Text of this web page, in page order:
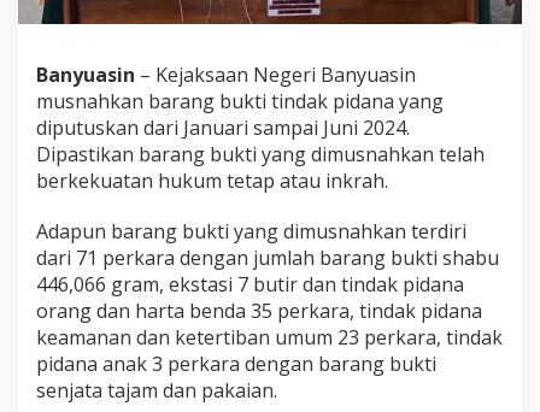
n
a
k
a
B
B
T
n
a
k
K
e
j
a
h
Banyuasin – Kejaksaan Negeri Banyuasin
musnahkan barang bukti tindak pidana yang
diputuskan dari Januari sampai Juni 2024.
Dipastikan barang bukti yang dimusnahkan telah
berkekuatan hukum tetap atau inkrah.
Adapun barang bukti yang dimusnahkan terdiri
dari 71 perkara dengan jumlah barang bukti shabu
446,066 gram, ekstasi 7 butir dan tindak pidana
orang dan harta benda 35 perkara, tindak pidana
keamanan dan ketertiban umum 23 perkara, tindak
pidana anak 3 perkara dengan barang bukti
senjata tajam dan pakaian.